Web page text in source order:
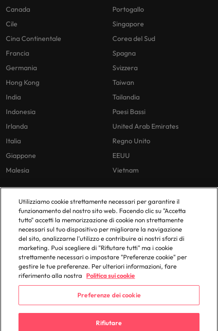
Canada
Cile
Cina Continentale
Francia
Germania
Hong Kong
India
Indonesia
Irlanda
Italia
Giappone
Malesia
Portogallo
Singapore
Corea del Sud
Spagna
Svizzera
Taiwan
Tailandia
Paesi Bassi
United Arab Emirates
Regno Unito
EEUU
Vietnam
Le nostre Policies
Privacy Policy
Cookies Policy
Policy Library
Uffici in Italia
Milano
© 2025 Robert Walters Plc. All Rights Reserved.
Utilizziamo cookie strettamente necessari per garantire il
funzionamento del nostro sito web. Facendo clic su "Accetta
tutto" accetti la memorizzazione di cookie non strettamente
necessari sul tuo dispositivo per migliorare la navigazione
del sito, analizzarne l'utilizzo e contribuire ai nostri sforzi di
marketing. Puoi scegliere di "Rifiutare tutti" ma i cookie
strettamente necessari o impostare "Preferenze cookie" per
gestire le tue preferenze. Per ulteriori informazioni, fare
riferimento alla nostra
Politica sui cookie
Preferenze dei cookie
Rifiutare